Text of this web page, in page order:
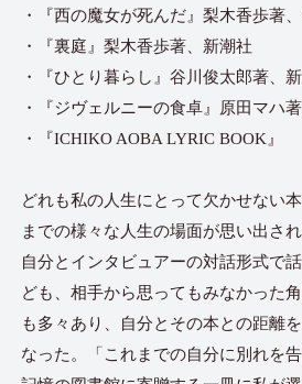
・『西の魔女が死んだ』梨木香歩著
・『裏庭』梨木香歩著、新潮社
・『ひとり暮らし』谷川俊太郎著、
・『ジヴェルニーの食卓』原田マハ
・『ICHIKO AOBA LYRIC BOOK』
どれも私の人生にとって欠かせない
までの様々な人生の場面が思い出さ
自分とインタビュアーの対話形式で
ども、相手から思ってもみなかった
も多々あり、自分とその本との距離
なった。「これまでの自分に別れを